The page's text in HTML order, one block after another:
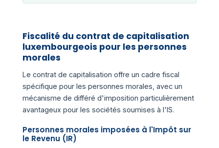
Fiscalité du contrat de capitalisation
luxembourgeois pour les personnes
morales
Le contrat de capitalisation offre un cadre fiscal
spécifique pour les personnes morales, avec un
mécanisme de différé d'imposition particulièrement
avantageux pour les sociétés soumises à l'IS.
Personnes morales imposées à l'Impôt sur
le Revenu (IR)